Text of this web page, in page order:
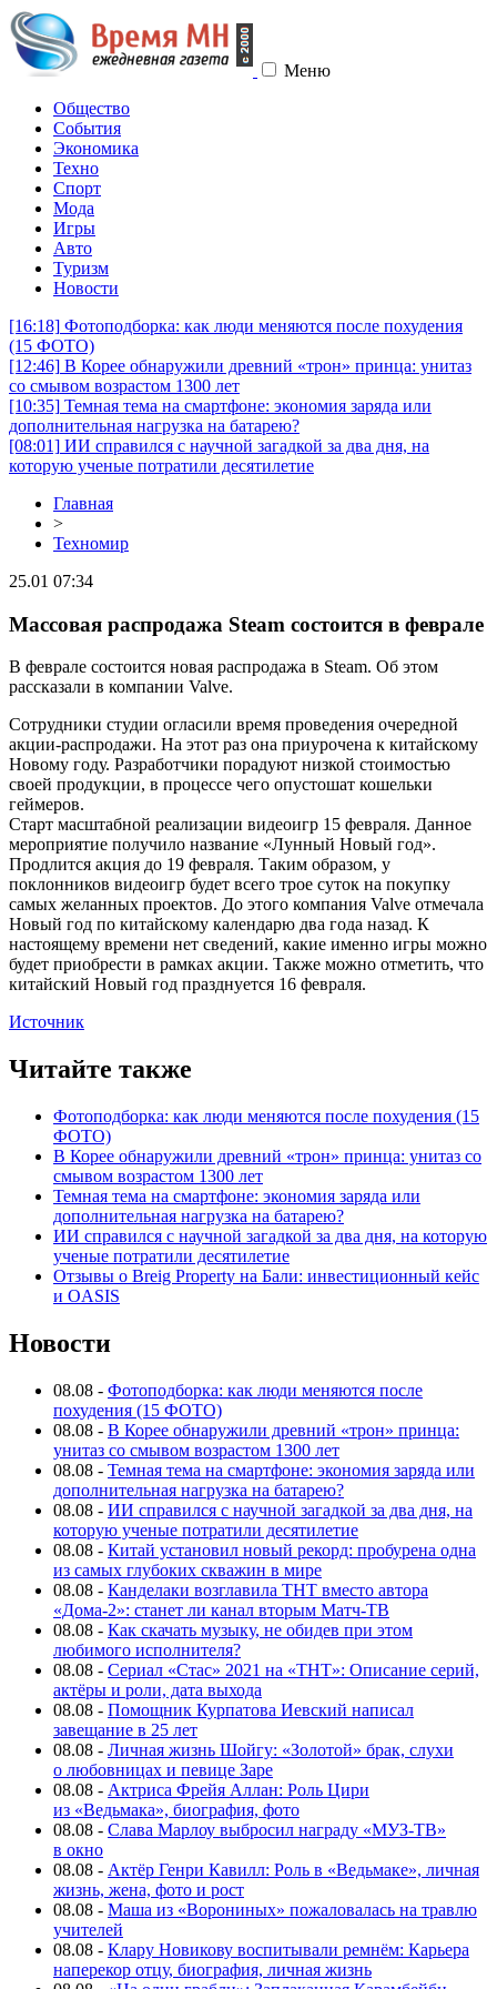
Меню
Общество
События
Экономика
Техно
Спорт
Мода
Игры
Авто
Туризм
Новости
[16:18] Фотоподборка: как люди меняются после похудения
(15 ФОТО)
[12:46] В Корее обнаружили древний «трон» принца: унитаз
со смывом возрастом 1300 лет
[10:35] Темная тема на смартфоне: экономия заряда или
дополнительная нагрузка на батарею?
[08:01] ИИ справился с научной загадкой за два дня, на
которую ученые потратили десятилетие
Главная
>
Техномир
25.01 07:34
Массовая распродажа Steam состоится в феврале
В феврале состоится новая распродажа в Steam. Об этом
рассказали в компании Valve.
Сотрудники студии огласили время проведения очередной
акции-распродажи. На этот раз она приурочена к китайскому
Новому году. Разработчики порадуют низкой стоимостью
своей продукции, в процессе чего опустошат кошельки
геймеров.
Старт масштабной реализации видеоигр 15 февраля. Данное
мероприятие получило название «Лунный Новый год».
Продлится акция до 19 февраля. Таким образом, у
поклонников видеоигр будет всего трое суток на покупку
самых желанных проектов. До этого компания Valve отмечала
Новый год по китайскому календарю два года назад. К
настоящему времени нет сведений, какие именно игры можно
будет приобрести в рамках акции. Также можно отметить, что
китайский Новый год празднуется 16 февраля.
Источник
Читайте также
Фотоподборка: как люди меняются после похудения (15
ФОТО)
В Корее обнаружили древний «трон» принца: унитаз со
смывом возрастом 1300 лет
Темная тема на смартфоне: экономия заряда или
дополнительная нагрузка на батарею?
ИИ справился с научной загадкой за два дня, на которую
ученые потратили десятилетие
Отзывы о Breig Property на Бали: инвестиционный кейс
и OASIS
Новости
08.08 - Фотоподборка: как люди меняются после
похудения (15 ФОТО)
08.08 - В Корее обнаружили древний «трон» принца:
унитаз со смывом возрастом 1300 лет
08.08 - Темная тема на смартфоне: экономия заряда или
дополнительная нагрузка на батарею?
08.08 - ИИ справился с научной загадкой за два дня, на
которую ученые потратили десятилетие
08.08 - Китай установил новый рекорд: пробурена одна
из самых глубоких скважин в мире
08.08 - Канделаки возглавила ТНТ вместо автора
«Дома-2»: станет ли канал вторым Матч-ТВ
08.08 - Как скачать музыку, не обидев при этом
любимого исполнителя?
08.08 - Сериал «Стас» 2021 на «ТНТ»: Описание серий,
актёры и роли, дата выхода
08.08 - Помощник Курпатова Иевский написал
завещание в 25 лет
08.08 - Личная жизнь Шойгу: «Золотой» брак, слухи
о любовницах и певице Заре
08.08 - Актриса Фрейя Аллан: Роль Цири
из «Ведьмака», биография, фото
08.08 - Слава Марлоу выбросил награду «МУЗ-ТВ»
в окно
08.08 - Актёр Генри Кавилл: Роль в «Ведьмаке», личная
жизнь, жена, фото и рост
08.08 - Маша из «Ворониных» пожаловалась на травлю
учителей
08.08 - Клару Новикову воспитывали ремнём: Карьера
наперекор отцу, биография, личная жизнь